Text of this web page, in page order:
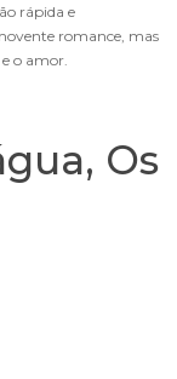
rápida e
romance, mas
o amor.
Os